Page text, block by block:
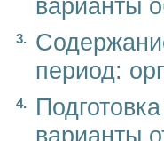
варианты
период: